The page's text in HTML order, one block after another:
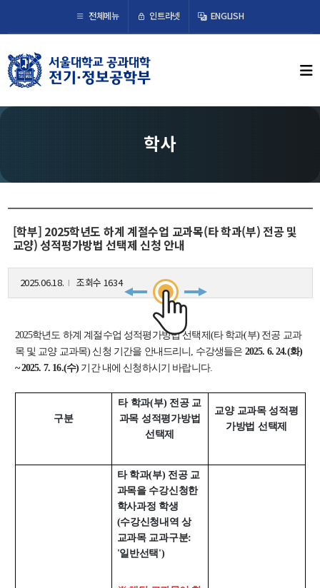
전체메뉴 인트라넷 ENGLISH ×
학부뉴스
뉴스
조직도
오시는 길
교수
전임교수
객원교수
연구실/연구소
학사
[학부] 2025학년도 하계 계절수업 교과목(타 학과(부) 전공 및
교양) 성적평가방법 선택제 신청 안내
2025.06.18. 조회수 1634
2025학년도 하계 계절수업 성적평가방법 선택제(타 학과(부) 전공 교과
목 및 교양 교과목) 신청 기간을 안내드리니, 수강생들은 2025. 6. 24.(화)
~ 2025. 7. 16.(수) 기간 내에 신청하시기 바랍니다.
구분
타 학과(부) 전공 교
과목 성적평가방법
선택제
교양 교과목 성적평
가방법 선택제
타 학과(부) 전공 교
과목을 수강신청한
학사과정 학생
(수강신청내역 상
교과목 교과구분:
'일반선택')